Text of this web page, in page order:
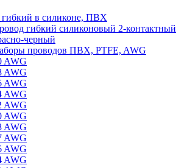
в силиконе, ПВХ
гибкий силиконовый 2-контактный
черный
проводов ПВХ, PTFE, AWG
AWG
AWG
AWG
AWG
AWG
AWG
AWG
AWG
AWG
AWG